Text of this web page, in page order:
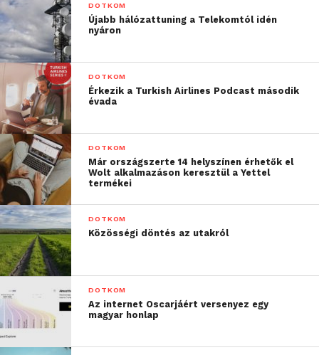
DOTKOM
Újabb hálózattuning a Telekomtól idén
nyáron
DOTKOM
Érkezik a Turkish Airlines Podcast második
évada
DOTKOM
Már országszerte 14 helyszínen érhetők el
Wolt alkalmazáson keresztül a Yettel
termékei
DOTKOM
Közösségi döntés az utakról
DOTKOM
Az internet Oscarjáért versenyez egy
magyar honlap